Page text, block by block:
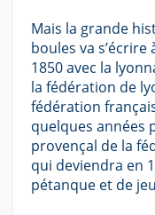
Mais la grande
boules va s’écrire
1850 avec la
la fédération de
fédération
quelques années
provençal de la
qui deviendra en
pétanque et de